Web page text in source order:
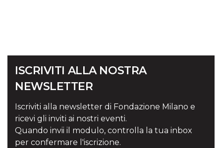
ISCRIVITI ALLA NOSTRA
NEWSLETTER
Iscriviti alla newsletter di Fondazione Milano e
ricevi gli inviti ai nostri eventi.
Quando invii il modulo, controlla la tua inbox
per confermare l'iscrizione.